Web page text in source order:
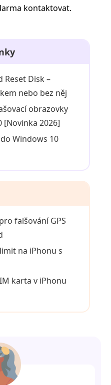
kontaktovat.
Reset Disk –
nebo bez něj
obrazovky
[Novinka 2026]
Windows 10
falšování GPS
na iPhonu s
karta v iPhonu